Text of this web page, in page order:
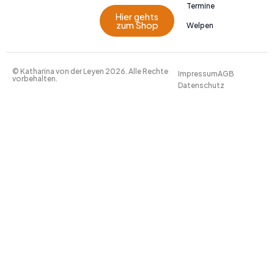
Hier gehts
zum Shop
Termine
Welpen
© Katharina von der Leyen 2026. Alle Rechte
vorbehalten.
ImpressumAGB
Datenschutz